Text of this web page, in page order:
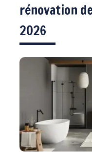
rénovation
2026